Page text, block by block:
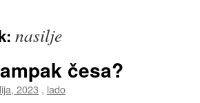
nasilje
česa?
2023 , lado